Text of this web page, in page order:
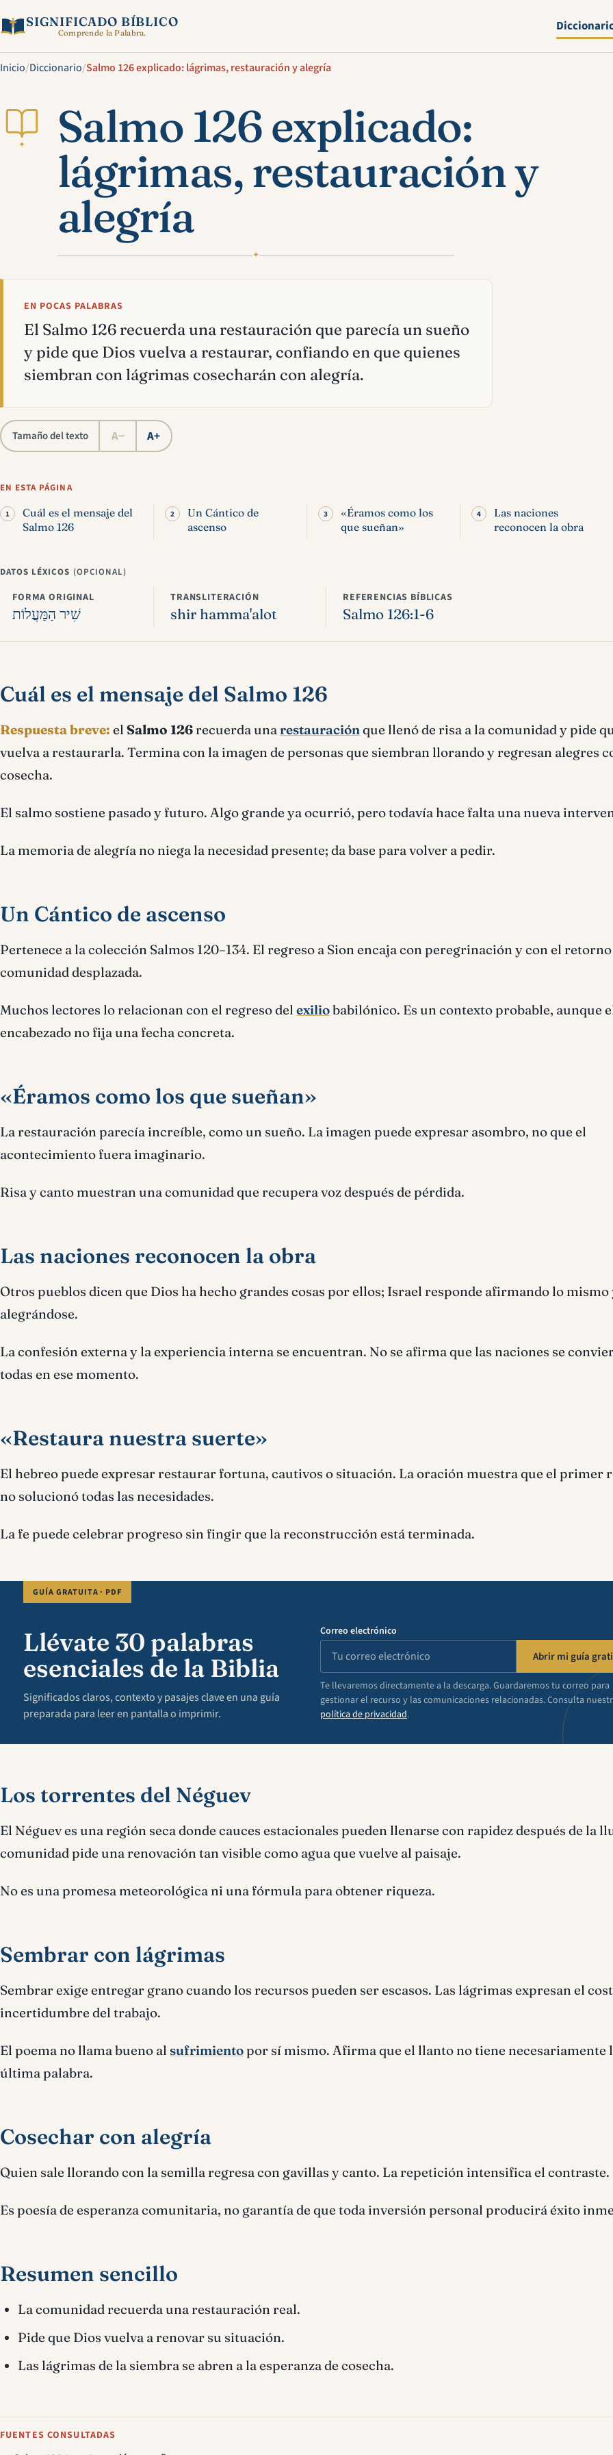
SIGNIFICADO BÍBLICO
Comprende la Palabra.
Inicio/Diccionario/Salmo 126 explicado: lágrimas, restauración y alegría
✦
Salmo 126 explicado:
lágrimas, restauración y
alegría
✦
EN POCAS PALABRAS
El Salmo 126 recuerda una restauración que parecía un sueño
y pide que Dios vuelva a restaurar, confiando en que quienes
siembran con lágrimas cosecharán con alegría.
Tamaño del texto A− A+
EN ESTA PÁGINA
Cuál es el mensaje del
Salmo 126
Un Cántico de
ascenso
«Éramos como los
que sueñan»
Las naciones
reconocen la obra
DATOS LÉXICOS (OPCIONAL)
FORMA ORIGINAL
שִׁיר הַמַּעֲלוֹת
TRANSLITERACIÓN
shir hamma'alot
REFERENCIAS BÍBLICAS
Salmo 126:1-6
Cuál es el mensaje del Salmo 126
Respuesta breve: el Salmo 126 recuerda unarestauraciónque llenó de risa a la comunidad y pide
vuelva a restaurarla. Termina con la imagen de personas que siembran llorando y regresan alegres
cosecha.
El salmo sostiene pasado y futuro. Algo grande ya ocurrió, pero todavía hace falta una nueva
La memoria de alegría no niega la necesidad presente; da base para volver a pedir.
Un Cántico de ascenso
Pertenece a la colección Salmos 120–134. El regreso a Sion encaja con peregrinación y con el
comunidad desplazada.
Muchos lectores lo relacionan con el regreso del exiliobabilónico. Es un contexto probable, aunque
encabezado no fija una fecha concreta.
«Éramos como los que sueñan»
La restauración parecía increíble, como un sueño. La imagen puede expresar asombro, no que el
acontecimiento fuera imaginario.
Risa y canto muestran una comunidad que recupera voz después de pérdida.
Las naciones reconocen la obra
Otros pueblos dicen que Dios ha hecho grandes cosas por ellos; Israel responde afirmando lo mismo
alegrándose.
La confesión externa y la experiencia interna se encuentran. No se afirma que las naciones se
todas en ese momento.
«Restaura nuestra suerte»
El hebreo puede expresar restaurar fortuna, cautivos o situación. La oración muestra que el primer
no solucionó todas las necesidades.
La fe puede celebrar progreso sin fingir que la reconstrucción está terminada.
GUÍA GRATUITA · PDF
Llévate 30 palabras
esenciales de la Biblia
Significados claros, contexto y pasajes clave en una guía
preparada para leer en pantalla o imprimir.
Correo electrónico
Abrir mi guía
Te llevaremos directamente a la descarga. Guardaremos tu correo para
gestionar el recurso y las comunicaciones relacionadas. Consulta
política de privacidad.
Los torrentes del Néguev
El Néguev es una región seca donde cauces estacionales pueden llenarse con rapidez después de la
comunidad pide una renovación tan visible como agua que vuelve al paisaje.
No es una promesa meteorológica ni una fórmula para obtener riqueza.
Sembrar con lágrimas
Sembrar exige entregar grano cuando los recursos pueden ser escasos. Las lágrimas expresan el
incertidumbre del trabajo.
El poema no llama bueno al sufrimientopor sí mismo. Afirma que el llanto no tiene necesariamente
última palabra.
Cosechar con alegría
Quien sale llorando con la semilla regresa con gavillas y canto. La repetición intensifica el contraste.
Es poesía de esperanza comunitaria, no garantía de que toda inversión personal producirá éxito
Resumen sencillo
La comunidad recuerda una restauración real.
Pide que Dios vuelva a renovar su situación.
Las lágrimas de la siembra se abren a la esperanza de cosecha.
FUENTES CONSULTADAS